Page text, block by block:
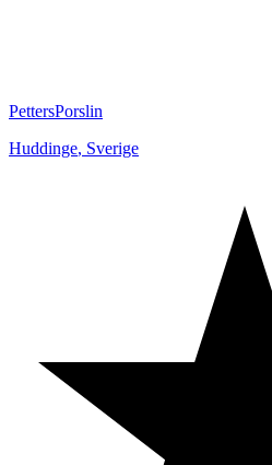
PettersPorslin
Huddinge, Sverige